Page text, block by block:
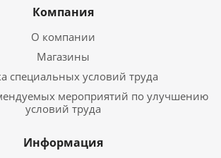
Компания
О компании
Магазины
специальных условий труда
мероприятий по улучшению
условий труда
Информация